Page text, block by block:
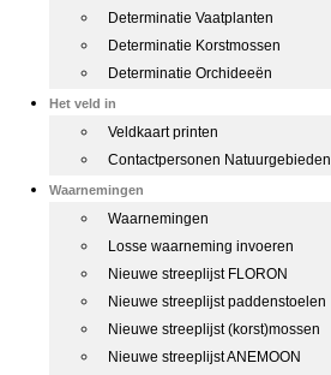
Determinatie Vaatplanten
Determinatie Korstmossen
Determinatie Orchideeën
Het veld in
Veldkaart printen
Contactpersonen Natuurgebieden
Waarnemingen
Waarnemingen
Losse waarneming invoeren
Nieuwe streeplijst FLORON
Nieuwe streeplijst paddenstoelen
Nieuwe streeplijst (korst)mossen
Nieuwe streeplijst ANEMOON